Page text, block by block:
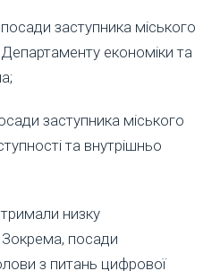
заступника міського
економіки та
заступника міського
та внутрішньо
низку
посади
з питань цифрової